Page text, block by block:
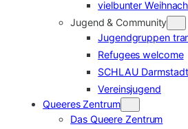
vielbunter
Jugend & Community
Jugendgruppen
Refugees welcome
SCHLAU
Vereinsjugend
Queeres Zentrum
Das Queere Zentrum